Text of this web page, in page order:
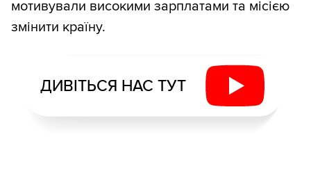
мотивували високими зарплатами та місією
змінити країну.
ДИВІТЬСЯ НАС ТУТ